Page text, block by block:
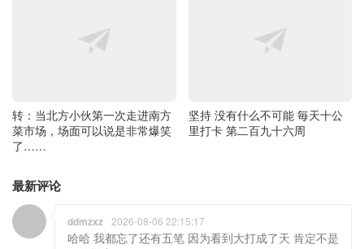
菜市场，场面可以说是非常爆笑
了……
里打卡 第二百九十六周
哈哈 我都忘了还有五笔 因为看到大打成了天 肯定不是
用的拼音